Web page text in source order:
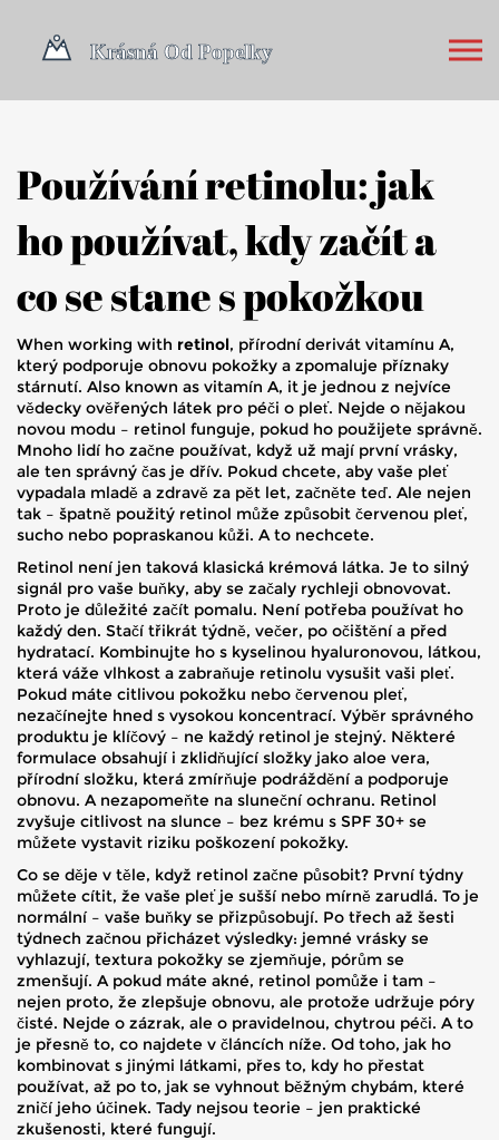
Používání retinolu: jak
ho používat, kdy začít a
co se stane s pokožkou
When working with retinol, přírodní derivát vitamínu A,
který podporuje obnovu pokožky a zpomaluje příznaky
stárnutí. Also known as vitamín A, it je jednou z nejvíce
vědecky ověřených látek pro péči o pleť. Nejde o nějakou
novou modu – retinol funguje, pokud ho použijete správně.
Mnoho lidí ho začne používat, když už mají první vrásky,
ale ten správný čas je dřív. Pokud chcete, aby vaše pleť
vypadala mladě a zdravě za pět let, začněte teď. Ale nejen
tak – špatně použitý retinol může způsobit červenou pleť,
sucho nebo popraskanou kůži. A to nechcete.
Retinol není jen taková klasická krémová látka. Je to silný
signál pro vaše buňky, aby se začaly rychleji obnovovat.
Proto je důležité začít pomalu. Není potřeba používat ho
každý den. Stačí třikrát týdně, večer, po očištění a před
hydratací. Kombinujte ho s kyselinou hyaluronovou, látkou,
která váže vlhkost a zabraňuje retinolu vysušit vaši pleť.
Pokud máte citlivou pokožku nebo červenou pleť,
nezačínejte hned s vysokou koncentrací. Výběr správného
produktu je klíčový – ne každý retinol je stejný. Některé
formulace obsahují i zklidňující složky jako aloe vera,
přírodní složku, která zmírňuje podráždění a podporuje
obnovu. A nezapomeňte na sluneční ochranu. Retinol
zvyšuje citlivost na slunce – bez krému s SPF 30+ se
můžete vystavit riziku poškození pokožky.
Co se děje v těle, když retinol začne působit? První týdny
můžete cítit, že vaše pleť je sušší nebo mírně zarudlá. To je
normální – vaše buňky se přizpůsobují. Po třech až šesti
týdnech začnou přicházet výsledky: jemné vrásky se
vyhlazují, textura pokožky se zjemňuje, pórům se
zmenšují. A pokud máte akné, retinol pomůže i tam –
nejen proto, že zlepšuje obnovu, ale protože udržuje póry
čisté. Nejde o zázrak, ale o pravidelnou, chytrou péči. A to
je přesně to, co najdete v článcích níže. Od toho, jak ho
kombinovat s jinými látkami, přes to, kdy ho přestat
používat, až po to, jak se vyhnout běžným chybám, které
zničí jeho účinek. Tady nejsou teorie – jen praktické
zkušenosti, které fungují.